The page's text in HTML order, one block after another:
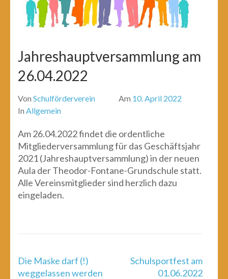
Jahreshauptversammlung am
26.04.2022
Von Schulförderverein Am 10. April 2022
In Allgemein
Am 26.04.2022 findet die ordentliche
Mitgliederversammlung für das Geschäftsjahr
2021 (Jahreshauptversammlung) in der neuen
Aula der Theodor-Fontane-Grundschule statt.
Alle Vereinsmitglieder sind herzlich dazu
eingeladen.
Beitragsnavigation
Die Maske darf (!)
weggelassen werden
Schulsportfest am
01.06.2022